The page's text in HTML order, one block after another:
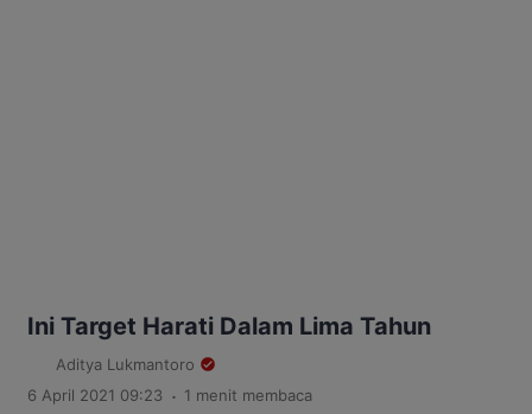
Ini Target Harati Dalam Lima Tahun
Aditya Lukmantoro
6 April 2021 09:23 . 1 menit membaca